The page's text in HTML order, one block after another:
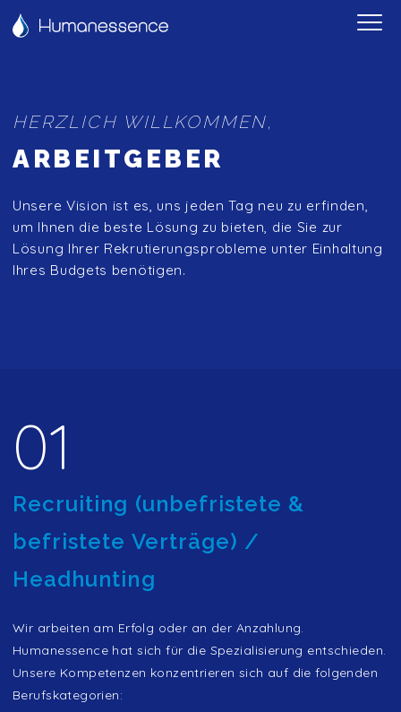
HERZLICH WILLKOMMEN,
ARBEITGEBER
Unsere Vision ist es, uns jeden Tag neu zu erfinden,
um Ihnen die beste Lösung zu bieten, die Sie zur
Lösung Ihrer Rekrutierungsprobleme unter Einhaltung
Ihres Budgets benötigen.
01
Recruiting (unbefristete &
befristete Verträge) /
Headhunting
Wir arbeiten am Erfolg oder an der Anzahlung.
Humanessence hat sich für die Spezialisierung entschieden.
Unsere Kompetenzen konzentrieren sich auf die folgenden
Berufskategorien: